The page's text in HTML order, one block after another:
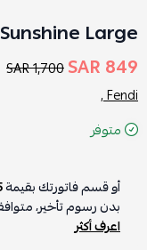
Large
849 SAR
1,700 SAR
Fendi ,
متوفر
أو قسم فاتورتك بقيمة
بدون رسوم تأخير،
اعرف أكثر